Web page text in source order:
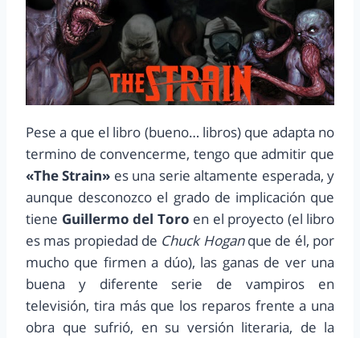
Pese a que el libro (bueno… libros) que adapta no
termino de convencerme, tengo que admitir que
«The Strain» es una serie altamente esperada, y
aunque desconozco el grado de implicación que
tiene Guillermo del Toro en el proyecto (el libro
es mas propiedad de Chuck Hoganque de él, por
mucho que firmen a dúo), las ganas de ver una
buena y diferente serie de vampiros en
televisión, tira más que los reparos frente a una
obra que sufrió, en su versión literaria, de la